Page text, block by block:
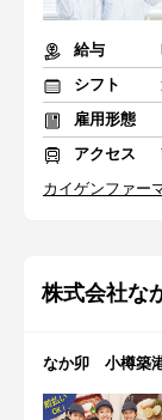
給与
シフト
雇用形態
アクセス
カイゲンファー
株式会社な
なか卯 小樽築